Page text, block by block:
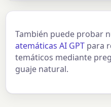
También puede probar
atemáticas AI GPT para
temáticos mediante
guaje natural.